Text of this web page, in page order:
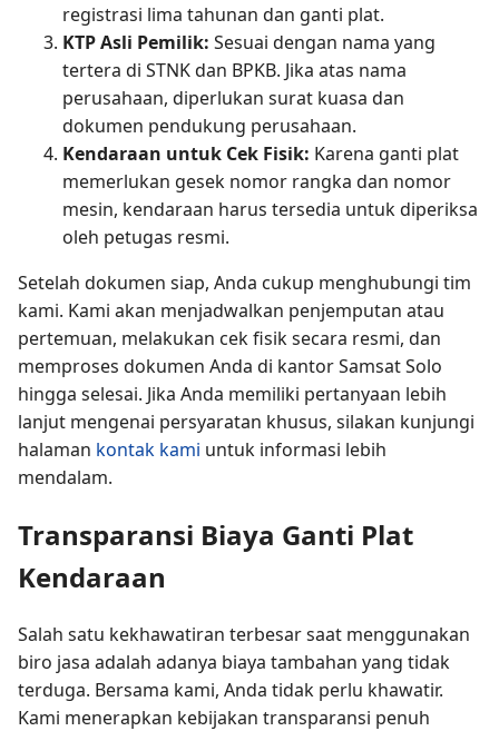
registrasi lima tahunan dan ganti plat.
KTP Asli Pemilik: Sesuai dengan nama yang
tertera di STNK dan BPKB. Jika atas nama
perusahaan, diperlukan surat kuasa dan
dokumen pendukung perusahaan.
Kendaraan untuk Cek Fisik: Karena ganti plat
memerlukan gesek nomor rangka dan nomor
mesin, kendaraan harus tersedia untuk diperiksa
oleh petugas resmi.
Setelah dokumen siap, Anda cukup menghubungi tim
kami. Kami akan menjadwalkan penjemputan atau
pertemuan, melakukan cek fisik secara resmi, dan
memproses dokumen Anda di kantor Samsat Solo
hingga selesai. Jika Anda memiliki pertanyaan lebih
lanjut mengenai persyaratan khusus, silakan kunjungi
halaman kontak kami untuk informasi lebih
mendalam.
Transparansi Biaya Ganti Plat
Kendaraan
Salah satu kekhawatiran terbesar saat menggunakan
biro jasa adalah adanya biaya tambahan yang tidak
terduga. Bersama kami, Anda tidak perlu khawatir.
Kami menerapkan kebijakan transparansi penuh